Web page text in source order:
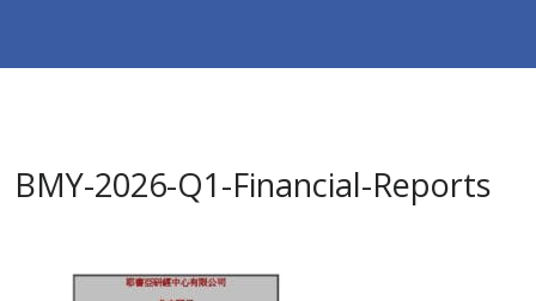
BMY-2026-Q1-Financial-Reports